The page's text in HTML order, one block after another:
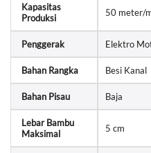
Kapasitas
Produksi
50 meter/
Penggerak Elektro
Bahan Rangka Besi Kanal
Bahan Pisau Baja
Lebar Bambu
Maksimal
5 cm